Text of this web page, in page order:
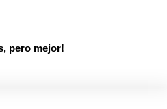
pero mejor!